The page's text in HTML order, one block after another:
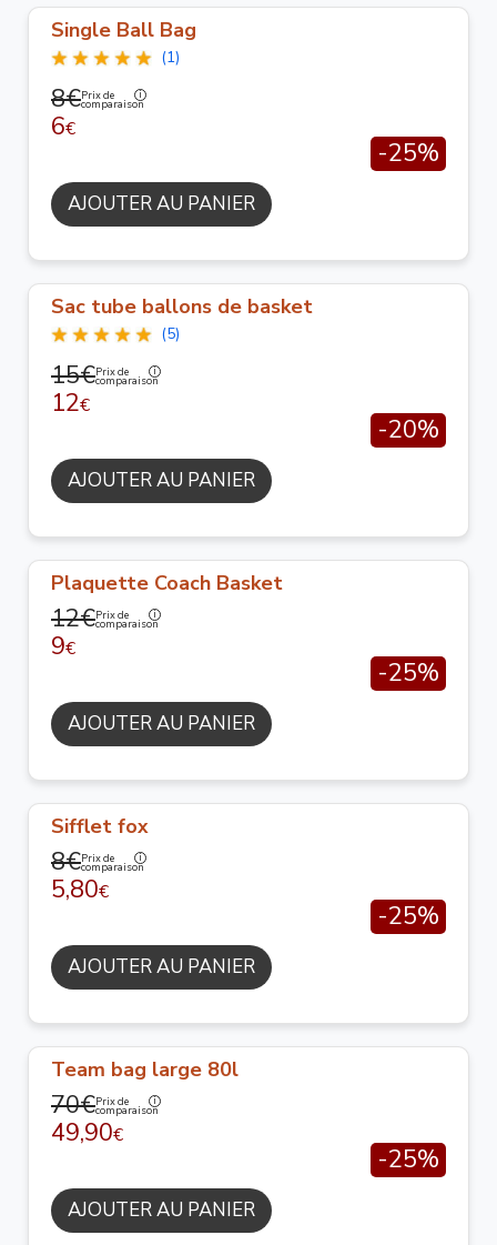
Single Ball Bag
(1)
8€Prix de
comparaison
6€
-25%
AJOUTER AU PANIER
Sac tube ballons de basket
(5)
15€Prix de
comparaison
12€
-20%
AJOUTER AU PANIER
Plaquette Coach Basket
12€Prix de
comparaison
9€
-25%
AJOUTER AU PANIER
Sifflet fox
8€Prix de
comparaison
5,80€
-25%
AJOUTER AU PANIER
Team bag large 80l
70€Prix de
comparaison
49,90€
-25%
AJOUTER AU PANIER